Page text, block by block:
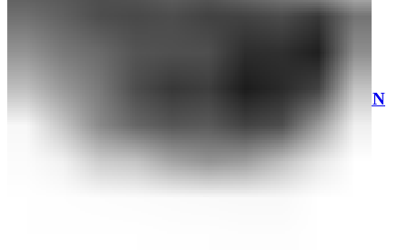
METAL DESPLEGADO GALV. PLAFON
Añadir al presupuesto
MDESPGALVPLA